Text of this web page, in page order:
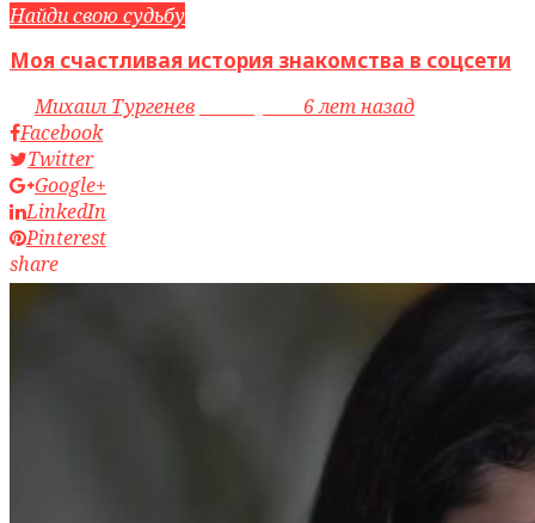
Найди свою судьбу
Моя счастливая история знакомства в соцсети
byМихаил Тургенев
6 лет назад
Facebook
Twitter
Google+
LinkedIn
Pinterest
share